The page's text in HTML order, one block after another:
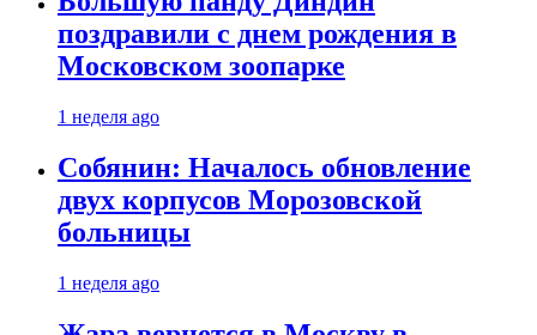
поздравили с днем рождения в
Московском зоопарке
1 неделя ago
Собянин: Началось обновление
двух корпусов Морозовской
больницы
1 неделя ago